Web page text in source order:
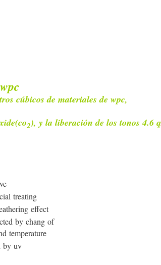
cúbicos de materiales de wpc,
2), y la liberación de los tonos 4.6
treating
effect
by chang of
temperature
by uv